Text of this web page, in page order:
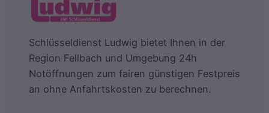
Schlüsseldienst Ludwig bietet Ihnen in der
Region Fellbach und Umgebung 24h
Notöffnungen zum fairen günstigen Festpreis
an ohne Anfahrtskosten zu berechnen.